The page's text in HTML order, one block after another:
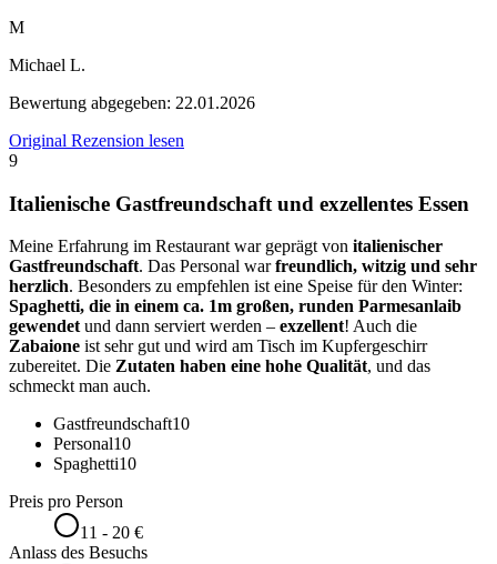
M
Michael L.
Bewertung abgegeben: 22.01.2026
Original Rezension lesen
9
Italienische Gastfreundschaft und exzellentes Essen
Meine Erfahrung im Restaurant war geprägt von italienischer
Gastfreundschaft. Das Personal warfreundlich, witzig und sehr
herzlich. Besonders zu empfehlen ist eine Speise für den Winter:
Spaghetti, die in einem ca. 1m großen, runden Parmesanlaib
gewendet und dann serviert werden – exzellent! Auch die
Zabaione ist sehr gut und wird am Tisch im Kupfergeschirr
zubereitet. Die Zutaten haben eine hohe Qualität, und das
schmeckt man auch.
Gastfreundschaft10
Personal10
Spaghetti10
Preis pro Person
11 - 20 €
Anlass des Besuchs